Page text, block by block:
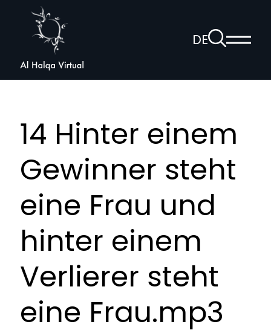
Halqa
DEZur
Suchseite
14 Hinter einem
Gewinner steht
eine Frau und
hinter einem
Verlierer steht
eine Frau.mp3